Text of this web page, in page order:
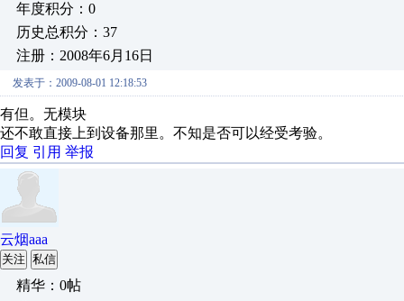
年度积分：0
历史总积分：37
注册：2008年6月16日
发表于：2009-08-01 12:18:53
有但。无模块
还不敢直接上到设备那里。不知是否可以经受考验。
回复 引用 举报
云烟aaa
关注 私信
精华：0帖